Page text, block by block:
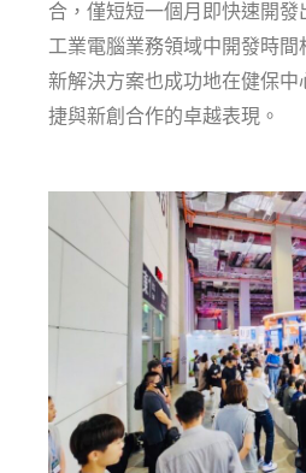
合，僅短短一個月即快速開
工業電腦業務領域中開發時間
新解決方案也成功地在健保
捷與新創合作的卓越表現。